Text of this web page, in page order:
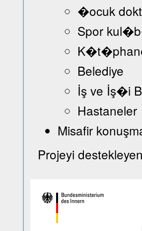
�ocuk
Spor
Belediye
İş ve İş�i
Hastaneler
Misafir
Projeyi